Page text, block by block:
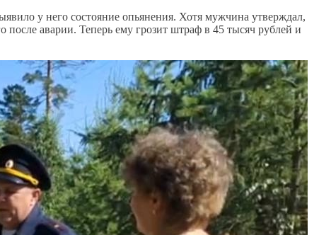
у него состояние опьянения. Хотя мужчина утверждал,
после аварии. Теперь ему грозит штраф в 45 тысяч рублей и